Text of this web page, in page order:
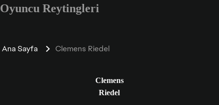
Oyuncu Reytingleri
Ana Sayfa Clemens Riedel
Clemens
Riedel